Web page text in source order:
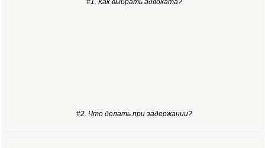
#2. Что делать при задержании?